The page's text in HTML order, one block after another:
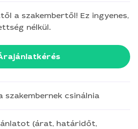
a szakembertől! Ez ingyenes,
nélkül.
szakembernek csinálnia
(árat, határidőt,